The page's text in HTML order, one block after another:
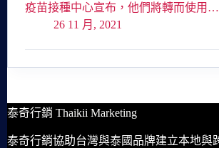
疫苗接種中心宣布，他們將轉而使用…
26 11 月, 2021
泰奇行銷 Thaikii Marketing
泰奇行銷協助台灣與泰國品牌建立本地與